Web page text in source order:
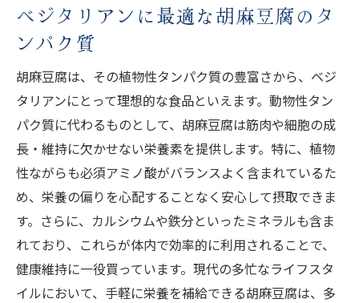
ベジタリアンに最適な胡麻豆腐のタ
ンパク質
胡麻豆腐は、その植物性タンパク質の豊富さから、ベジ
タリアンにとって理想的な食品といえます。動物性タン
パク質に代わるものとして、胡麻豆腐は筋肉や細胞の成
長・維持に欠かせない栄養素を提供します。特に、植物
性ながらも必須アミノ酸がバランスよく含まれているた
め、栄養の偏りを心配することなく安心して摂取できま
す。さらに、カルシウムや鉄分といったミネラルも含ま
れており、これらが体内で効率的に利用されることで、
健康維持に一役買っています。現代の多忙なライフスタ
イルにおいて、手軽に栄養を補給できる胡麻豆腐は、多